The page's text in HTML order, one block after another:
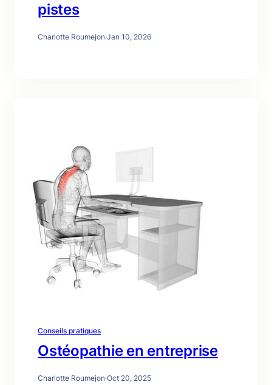
pistes
Charlotte Roumejon·Jan 10, 2026
Conseils pratiques
Ostéopathie en entreprise
Charlotte Roumejon·Oct 20, 2025